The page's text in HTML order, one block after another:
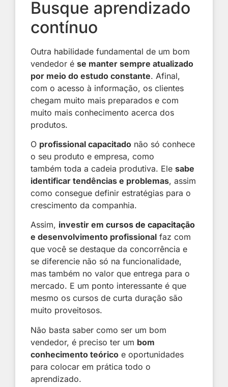
Busque aprendizado
contínuo
Outra habilidade fundamental de um bom
vendedor ése manter sempre atualizado
por meio do estudo constante. Afinal,
com o acesso à informação, os clientes
chegam muito mais preparados e com
muito mais conhecimento acerca dos
produtos.
O profissional capacitado não só conhece
o seu produto e empresa, como
também toda a cadeia produtiva. Elesabe
identificar tendências e problemas, assim
como consegue definir estratégias para o
crescimento da companhia.
Assim, investir emcursos de capacitação
e desenvolvimento profissional faz com
que você se destaque da concorrência e
se diferencie não só na funcionalidade,
mas também no valor que entrega para o
mercado. E um ponto interessante é que
mesmo os cursos de curta duração são
muito proveitosos.
Não basta saber como ser um bom
vendedor, é preciso ter um bom
conhecimento teórico e oportunidades
para colocar em prática todo o
aprendizado.